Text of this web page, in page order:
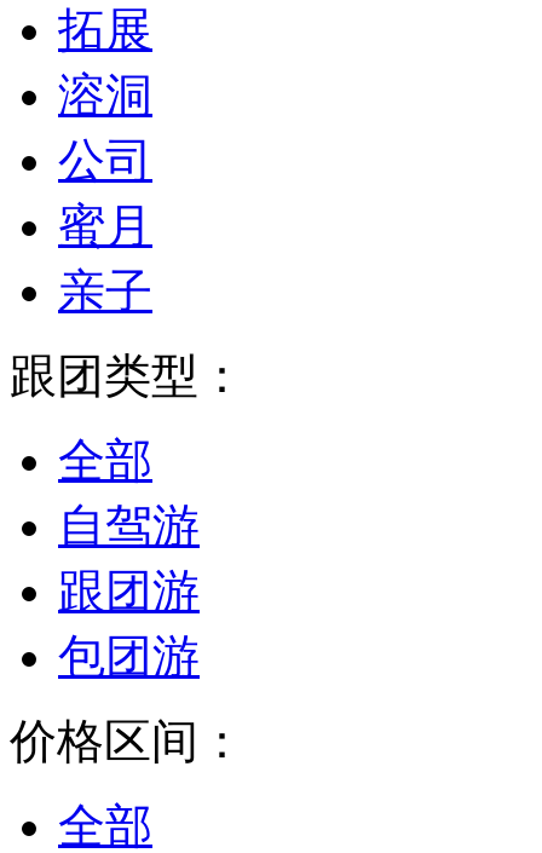
拓展
溶洞
公司
蜜月
亲子
跟团类型：
全部
自驾游
跟团游
包团游
价格区间：
全部